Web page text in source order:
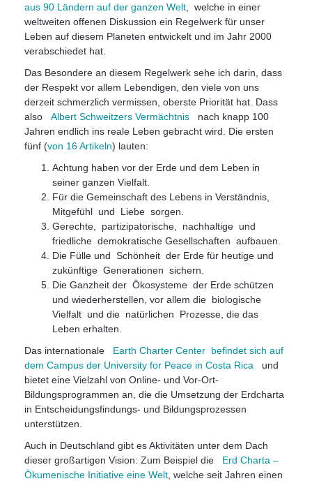
aus 90 Ländern auf der ganzen Welt , welche in einer
weltweiten offenen Diskussion ein Regelwerk für unser
Leben auf diesem Planeten entwickelt und im Jahr 2000
verabschiedet hat.
Das Besondere an diesem Regelwerk sehe ich darin, dass
der Respekt vor allem Lebendigen, den viele von uns
derzeit schmerzlich vermissen, oberste Priorität hat. Dass
also Albert Schweitzers Vermächtnis nach knapp 100
Jahren endlich ins reale Leben gebracht wird. Die ersten
fünf (von 16 Artikeln) lauten:
Achtung haben vor der Erde und dem Leben in
seiner ganzen Vielfalt.
Für die Gemeinschaft des Lebens in Verständnis,
Mitgefühl und Liebe sorgen.
Gerechte, partizipatorische, nachhaltige und
friedliche demokratische Gesellschaften aufbauen.
Die Fülle und Schönheit der Erde für heutige und
zukünftige Generationen sichern.
Die Ganzheit der Ökosysteme der Erde schützen
und wiederherstellen, vor allem die biologische
Vielfalt und die natürlichen Prozesse, die das
Leben erhalten.
Das internationale Earth Charter Center befindet sich auf
dem Campus der University for Peace in Costa Rica und
bietet eine Vielzahl von Online- und Vor-Ort-
Bildungsprogrammen an, die die Umsetzung der Erdcharta
in Entscheidungsfindungs- und Bildungsprozessen
unterstützen.
Auch in Deutschland gibt es Aktivitäten unter dem Dach
dieser großartigen Vision: Zum Beispiel die Erd Charta –
Ökumenische Initiative eine Welt , welche seit Jahren einen